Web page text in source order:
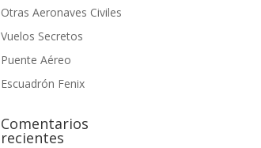
Otras Aeronaves Civiles
Vuelos Secretos
Puente Aéreo
Escuadrón Fenix
Comentarios
recientes